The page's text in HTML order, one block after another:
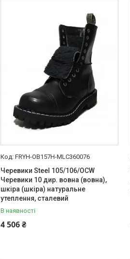
FRYH-OB157H-MLC360076
Черевики Steel 105/106/OCW
Черевики 10 дир. вовна (вовна),
шкіра (шкіра) натуральне
утеплення, сталевий
В наявності
4 506 ₴